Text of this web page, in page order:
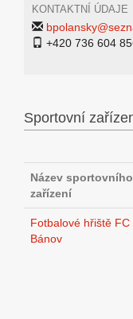
KONTAKTNÍ ÚDAJE
+420 736 604
Sportovní
Název sportovního
zařízení
Fotbalové hřiště FC
Bánov